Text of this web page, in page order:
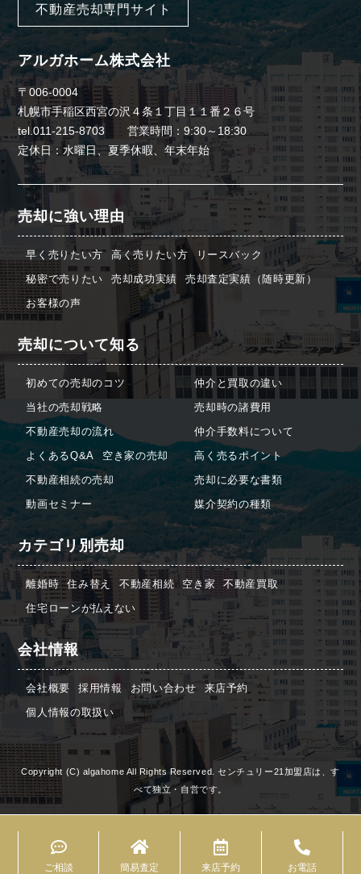
不動産売却専門サイト
アルガホーム株式会社
〒006-0004
札幌市手稲区西宮の沢４条１丁目１１番２６号
tel.011-215-8703 営業時間：9:30～18:30
定休日：水曜日、夏季休暇、年末年始
売却に強い理由
早く売りたい方 高く売りたい方
リースバック
秘密で売りたい
売却成功実績
売却査定実績（随時更新）
お客様の声
売却について知る
初めての売却のコツ
当社の売却戦略
不動産売却の流れ
よくあるQ&A
空き家の売却
不動産相続の売却
動画セミナー
仲介と買取の違い
売却時の諸費用
仲介手数料について
高く売るポイント
売却に必要な書類
媒介契約の種類
カテゴリ別売却
離婚時 住み替え 不動産相続 空き家
不動産買取
住宅ローンが払えない
会社情報
会社概要 採用情報 お問い合わせ
来店予約
個人情報の取扱い
Copyright (C) algahome All Rights Reserved. センチュリー21加盟店は、す
べて独立・自営です。
ご相談 簡易査定 来店予約 お電話